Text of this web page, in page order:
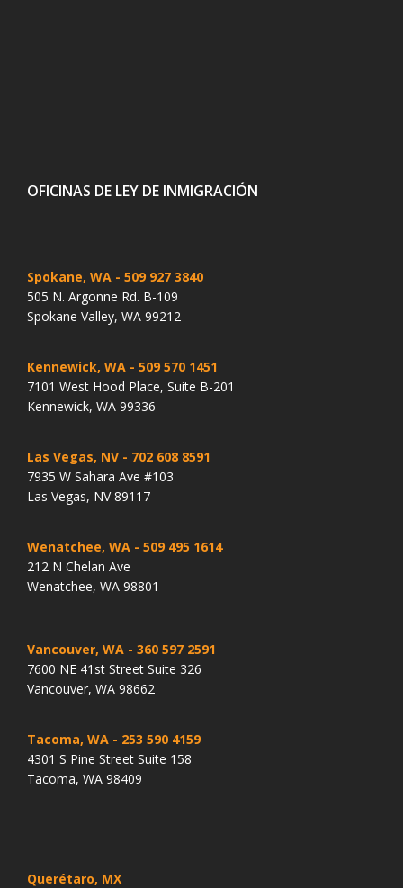
OFICINAS DE LEY DE INMIGRACIÓN
Spokane, WA - 509 927 3840
505 N. Argonne Rd. B-109
Spokane Valley, WA 99212
Kennewick, WA - 509 570 1451
7101 West Hood Place, Suite B-201
Kennewick, WA 99336
Las Vegas, NV - 702 608 8591
7935 W Sahara Ave #103
Las Vegas, NV 89117
Wenatchee, WA - 509 495 1614
212 N Chelan Ave
Wenatchee, WA 98801
Vancouver, WA - 360 597 2591
7600 NE 41st Street Suite 326
Vancouver, WA 98662
Tacoma, WA - 253 590 4159
4301 S Pine Street Suite 158
Tacoma, WA 98409
Querétaro, MX